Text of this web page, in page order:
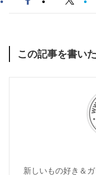
この記事を書い
新しいもの好き＆